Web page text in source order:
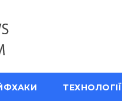
ТЕХНОЛОГІЇ